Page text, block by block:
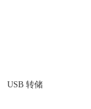
USB 转储